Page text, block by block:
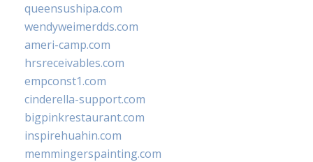
queensushipa.com
wendyweimerdds.com
ameri-camp.com
hrsreceivables.com
empconst1.com
cinderella-support.com
bigpinkrestaurant.com
inspirehuahin.com
memmingerspainting.com